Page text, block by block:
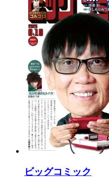
ビッグコミック